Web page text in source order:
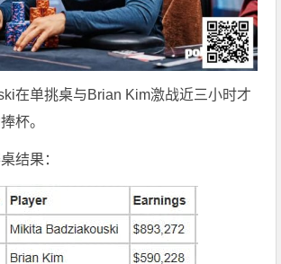
在单挑桌与Brian Kim激战近三小时才
杯。
结果：